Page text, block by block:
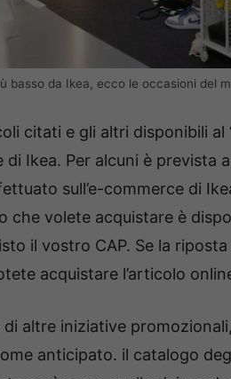
basso da Ikea, ecco le occasioni del
citati e gli altri disponibili al
Ikea. Per alcuni è prevista
sull’e-commerce di
che volete acquistare è
il vostro CAP. Se la
acquistare l’articolo
altre iniziative
anticipato. il catalogo